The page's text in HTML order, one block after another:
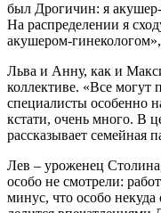
был Дрогичин: я
На распределении я
акушером-
Льва и Анну, как и
коллективе. «Все могут
специалисты особенно
кстати, очень много. В
рассказывает семейная
Лев – уроженец
особо не смотрели:
минус, что особо